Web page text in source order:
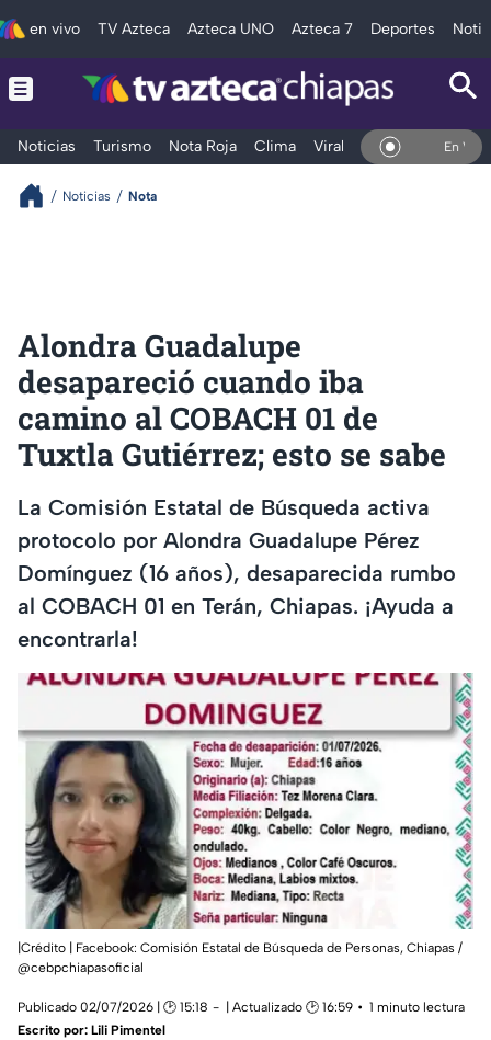
en vivo TV Azteca Azteca UNO Azteca 7 Deportes
Noticias Turismo Nota Roja Clima Viral y Tendencia En Vivo
Noticias Nota
Alondra Guadalupe
desapareció cuando iba
camino al COBACH 01 de
Tuxtla Gutiérrez; esto se sabe
La Comisión Estatal de Búsqueda activa
protocolo por Alondra Guadalupe Pérez
Domínguez (16 años), desaparecida rumbo
al COBACH 01 en Terán, Chiapas. ¡Ayuda a
encontrarla!
|Crédito | Facebook: Comisión Estatal de Búsqueda de Personas, Chiapas /
@cebpchiapasoficial
Publicado 02/07/2026 | 🕑 15:18 | Actualizado 🕑 16:59
1 minuto lectura
Escrito por: Lili Pimentel